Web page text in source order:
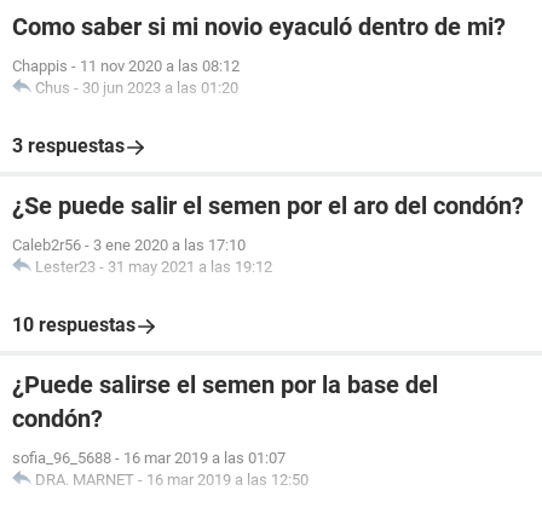
Como saber si mi novio eyaculó dentro de mi?
Chappis - 11 nov 2020 a las 08:12
Chus - 30 jun 2023 a las 01:20
3 respuestas
¿Se puede salir el semen por el aro del condón?
Caleb2r56 - 3 ene 2020 a las 17:10
Lester23 - 31 may 2021 a las 19:12
10 respuestas
¿Puede salirse el semen por la base del
condón?
sofia_96_5688 - 16 mar 2019 a las 01:07
DRA. MARNET - 16 mar 2019 a las 12:50